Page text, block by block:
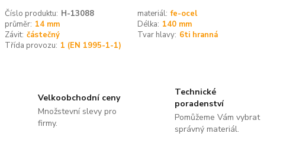
Číslo produktu: H-13088 materiál: fe-ocel
průměr: 14 mm Délka: 140 mm
Závit: částečný Tvar hlavy: 6ti hranná
Třída provozu: 1 (EN 1995-1-1)
Velkoobchodní ceny
Množstevní slevy pro
firmy.
Technické
poradenství
Pomůžeme Vám vybrat
správný materiál.